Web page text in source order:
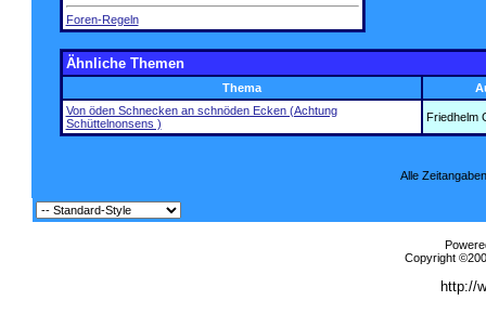
Foren-Regeln
Ähnliche Themen
Thema
Von öden Schnecken an schnöden Ecken (Achtung
Schüttelnonsens )
Friedhelm
Alle
Copyright
http://